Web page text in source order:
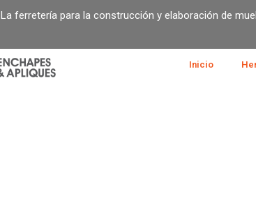
La ferretería para la construcción y elaboración de
Inicio